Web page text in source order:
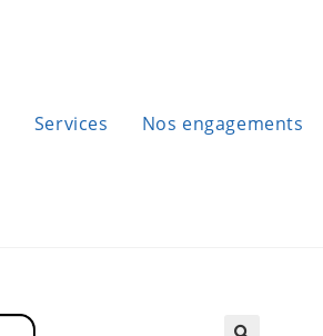
Services Nos engagements